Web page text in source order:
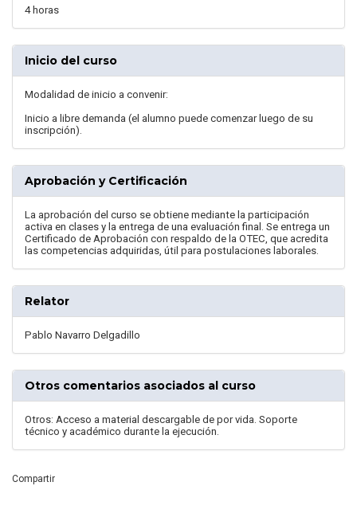
4 horas
Inicio del curso
Modalidad de inicio a convenir:
Inicio a libre demanda (el alumno puede comenzar luego de su
inscripción).
Aprobación y Certificación
La aprobación del curso se obtiene mediante la participación
activa en clases y la entrega de una evaluación final. Se entrega un
Certificado de Aprobación con respaldo de la OTEC, que acredita
las competencias adquiridas, útil para postulaciones laborales.
Relator
Pablo Navarro Delgadillo
Otros comentarios asociados al curso
Otros: Acceso a material descargable de por vida. Soporte
técnico y académico durante la ejecución.
Compartir